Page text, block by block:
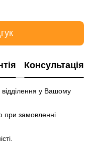
Консультація
у Вашому
при замовленні